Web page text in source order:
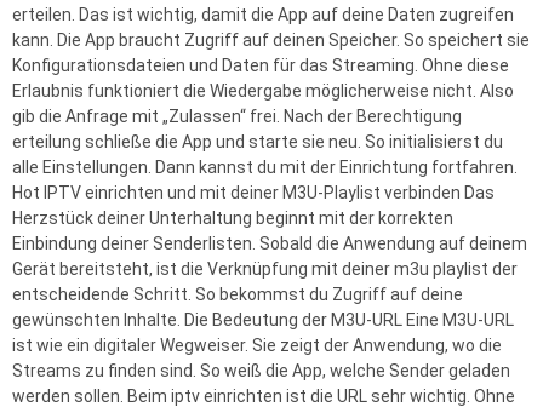
erteilen. Das ist wichtig, damit die App auf deine Daten zugreifen
kann. Die App braucht Zugriff auf deinen Speicher. So speichert sie
Konfigurationsdateien und Daten für das Streaming. Ohne diese
Erlaubnis funktioniert die Wiedergabe möglicherweise nicht. Also
gib die Anfrage mit „Zulassen“ frei. Nach der Berechtigung
erteilung schließe die App und starte sie neu. So initialisierst du
alle Einstellungen. Dann kannst du mit der Einrichtung fortfahren.
Hot IPTV einrichten und mit deiner M3U-Playlist verbinden Das
Herzstück deiner Unterhaltung beginnt mit der korrekten
Einbindung deiner Senderlisten. Sobald die Anwendung auf deinem
Gerät bereitsteht, ist die Verknüpfung mit deiner m3u playlist der
entscheidende Schritt. So bekommst du Zugriff auf deine
gewünschten Inhalte. Die Bedeutung der M3U-URL Eine M3U-URL
ist wie ein digitaler Wegweiser. Sie zeigt der Anwendung, wo die
Streams zu finden sind. So weiß die App, welche Sender geladen
werden sollen. Beim iptv einrichten ist die URL sehr wichtig. Ohne